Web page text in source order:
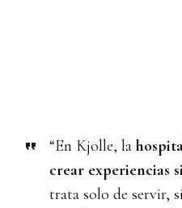
“En Kjolle, la
crear experiencias
trata solo de servir,